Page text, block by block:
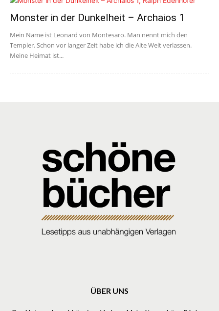
Monster in der Dunkelheit – Archaios 1
Mein Name ist Leonard von Montesaro. Man nennt mich den
Templer. Schon vor langer Zeit habe ich die Alte Welt verlassen.
Meine Heimat ist...
ÜBER UNS